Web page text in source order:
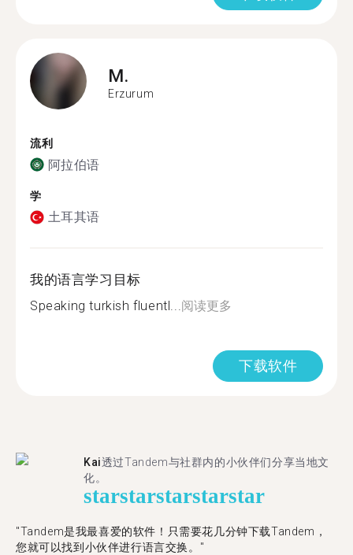
M.
Erzurum
流利
阿拉伯语
学
土耳其语
我的语言学习目标
Speaking turkish fluentl...阅读更多
下载软件
Kai透过Tandem与社群内的小伙伴们分享当地文
化。
starstarstarstarstar
"Tandem是我最喜爱的软件！只需要花几分钟下载Tandem，
您就可以找到小伙伴进行语言交换。"